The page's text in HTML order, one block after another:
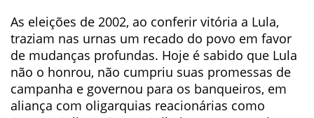
As eleições de 2002, ao conferir vitória a Lula,
traziam nas urnas um recado do povo em favor
de mudanças profundas. Hoje é sabido que Lula
não o honrou, não cumpriu suas promessas de
campanha e governou para os banqueiros, em
aliança com oligarquias reacionárias como